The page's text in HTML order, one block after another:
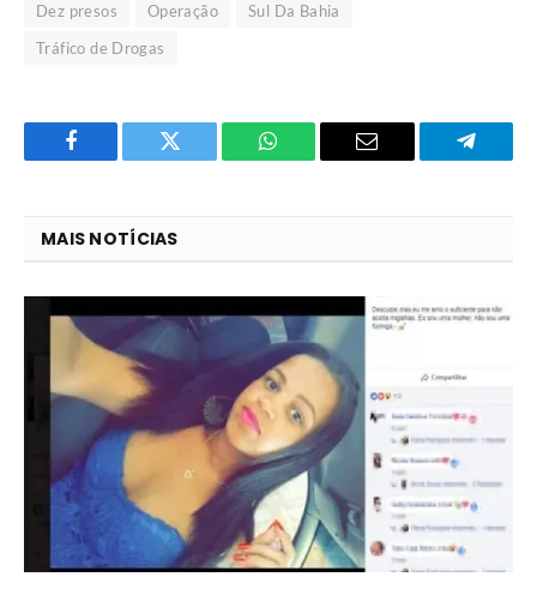
Dez presos Operação
Sul Da Bahia
Tráfico de Drogas
Facebook Twitter
O
do
WhatsApp?
E-
MAIS NOTÍCIAS